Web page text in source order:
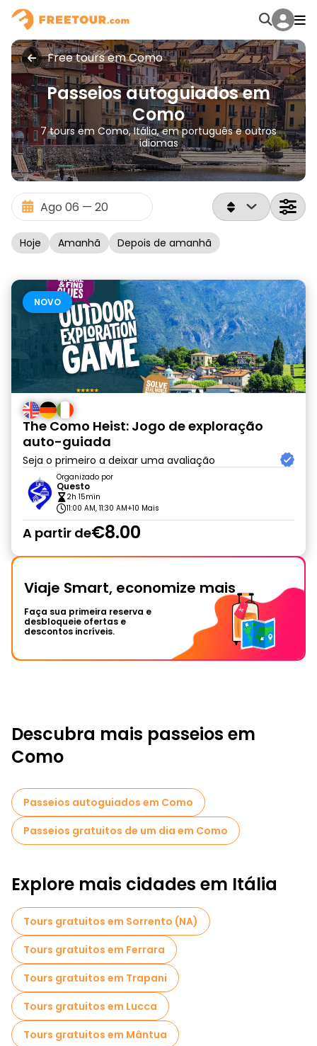
Free tours em Como
Passeios autoguiados em
Como
7 tours em Como, Itália, em português e outros
idiomas
Hoje Amanhã Depois de amanhã
NOVO
The Como Heist: Jogo de exploração
auto-guiada
Seja o primeiro a deixar uma avaliação
Organizado por
Questo
2h 15min
11:00 AM, 11:30 AM+10 Mais
A partir de€8.00
Viaje Smart, economize mais
Faça sua primeira reserva e
desbloqueie ofertas e
descontos incríveis.
Descubra mais passeios em
Como
Passeios autoguiados em Como
Passeios gratuitos de um dia em Como
Explore mais cidades em Itália
Tours gratuitos em Sorrento (NA)
Tours gratuitos em Ferrara
Tours gratuitos em Trapani
Tours gratuitos em Lucca
Tours gratuitos em Mântua